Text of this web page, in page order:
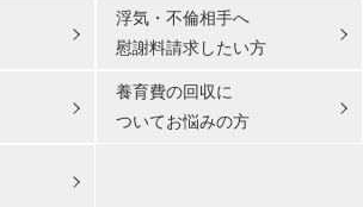
浮気・不倫相手へ
慰謝料請求したい方
養育費の回収に
ついてお悩みの方